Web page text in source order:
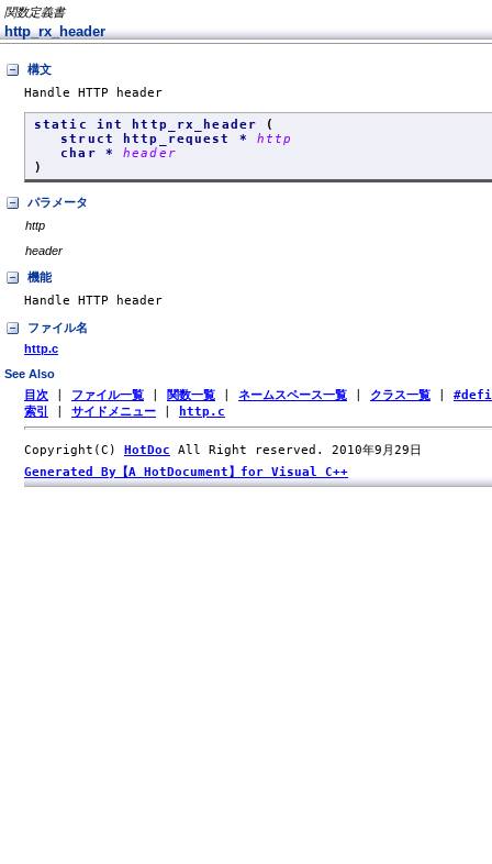
関数定義書
http_rx_header
構文
Handle HTTP header
static int http_rx_header
(
struct http_request * http
char *header
)
パラメータ
http
header
機能
Handle HTTP header
ファイル名
http.c
See Also
目次 ファイル一覧 関数一覧 ネームスペース一覧 クラス一覧
索引
サイドメニュー http.c
Copyright(C) HotDoc All Right reserved. 2010年9月29日
Generated By【A HotDocument】for Visual C++